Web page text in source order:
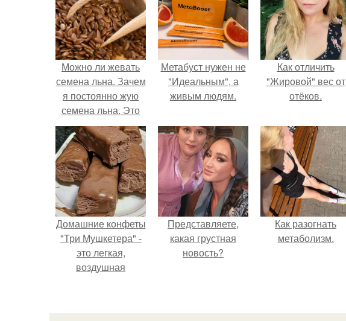
Можно ли жевать
семена льна. Зачем
я постоянно жую
семена льна. Это
должен знать
каждый, особенно
женщины старше
35 лет!
Метабуст нужен не
"Идеальным", а
живым людям.
Как отличить
"Жировой" вес от
отёков.
Домашние конфеты
"Три Мушкетера" -
это легкая,
воздушная
молочным
Представляете,
какая грустная
новость?
Как разогнать
метаболизм.